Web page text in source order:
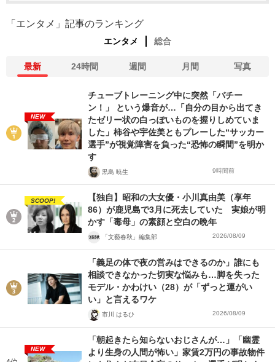
「エンタメ」記事のランキング
エンタメ 総合
最新 24時間 週間 月間 写真
NEW
チューブトレーニング中に突然「バチー
ン！」 という爆音が…「自分の目から出てき
たゼリー状の白っぽいものを握りしめていま
した」柿谷や宇佐美ともプレーした“サッカー
選手”が視覚障害を負った“恐怖の瞬間”を明か
す
黒島 暁生 9時間前
SCOOP!
【独自】昭和の大女優・小川真由美（享年
86）が鹿児島で3月に死去していた 実娘が明
かす「毒母」の素顔と空白の晩年
「文藝春秋」編集部 2026/08/09
「義足の体で夜の営みはできるのか」誰にも
相談できなかった切実な悩みも…脚を失った
モデル・かわけい（28）が「ずっと運がい
い」と言えるワケ
市川 はるひ 2026/08/09
NEW
「朝起きたら知らないおじさんが…」「幽霊
より生身の人間が怖い」家賃2万円の事故物件